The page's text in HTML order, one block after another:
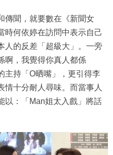
傳聞，就要數在《新聞女
時何依婷在訪問中表示自己
人的反差「超級大」。一旁
啊，我覺得你真人都係
主持「O晒嘴」，更引得李
情十分耐人尋味。而當事人
以：「Man姐太入戲」將話